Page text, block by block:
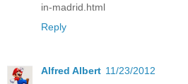
in-madrid.html
Reply
Alfred Albert 11/23/2012